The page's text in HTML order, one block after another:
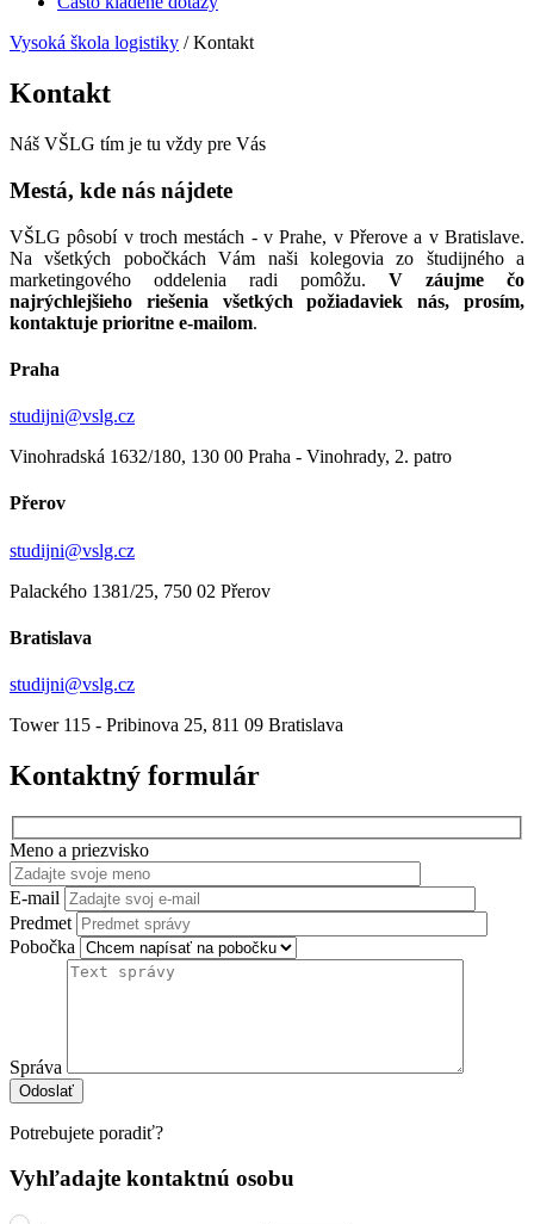
Vysoká škola logistiky /Kontakt
Kontakt
Náš VŠLG tím je tu vždy pre Vás
Mestá, kde nás nájdete
VŠLG pôsobí v troch mestách - v Prahe, v Přerove a v Bratislave.
Na všetkých pobočkách Vám naši kolegovia zo študijného a
marketingového oddelenia radi pomôžu. V záujme čo
najrýchlejšieho riešenia všetkých požiadaviek nás, prosím,
kontaktuje prioritne e-mailom.
Praha
studijni@vslg.cz
Vinohradská 1632/180, 130 00 Praha - Vinohrady, 2. patro
Přerov
studijni@vslg.cz
Palackého 1381/25, 750 02 Přerov
Bratislava
studijni@vslg.cz
Tower 115 - Pribinova 25, 811 09 Bratislava
Kontaktný formulár
Meno a priezvisko
E-mail
Predmet
Pobočka
Správa
Potrebujete poradiť?
Vyhľadajte kontaktnú osobu